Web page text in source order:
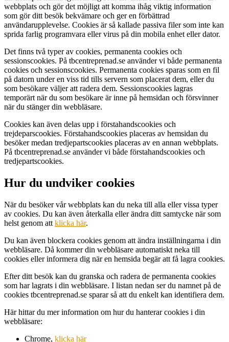
webbplats och gör det möjligt att komma ihåg viktig information
som gör ditt besök bekvämare och ger en förbättrad
användarupplevelse. Cookies är så kallade passiva filer som inte kan
sprida farlig programvara eller virus på din mobila enhet eller dator.
Det finns två typer av cookies, permanenta cookies och
sessionscookies. På tbcentreprenad.se använder vi både permanenta
cookies och sessionscookies. Permanenta cookies sparas som en fil
på datorn under en viss tid tills servern som placerat dem, eller du
som besökare väljer att radera dem. Sessionscookies lagras
temporärt när du som besökare är inne på hemsidan och försvinner
när du stänger din webbläsare.
Cookies kan även delas upp i förstahandscookies och
trejdeparscookies. Förstahandscookies placeras av hemsidan du
besöker medan tredjepartscookies placeras av en annan webbplats.
På tbcentreprenad.se använder vi både förstahandscookies och
tredjepartscookies.
Hur du undviker cookies
När du besöker vår webbplats kan du neka till alla eller vissa typer
av cookies. Du kan även återkalla eller ändra ditt samtycke när som
helst genom att klicka här.
Du kan även blockera cookies genom att ändra inställningarna i din
webbläsare. Då kommer din webbläsare automatiskt neka till
cookies eller informera dig när en hemsida begär att få lagra cookies.
Efter ditt besök kan du granska och radera de permanenta cookies
som har lagrats i din webbläsare. I listan nedan ser du namnet på de
cookies tbcentreprenad.se sparar så att du enkelt kan identifiera dem.
Här hittar du mer information om hur du hanterar cookies i din
webbläsare:
Chrome, klicka här